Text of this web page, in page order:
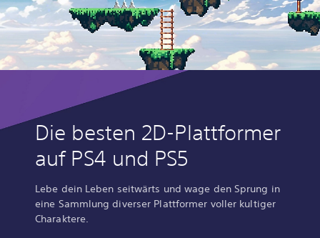
Die besten 2D-Plattformer
auf PS4 und PS5
Lebe dein Leben seitwärts und wage den Sprung in
eine Sammlung diverser Plattformer voller kultiger
Charaktere.